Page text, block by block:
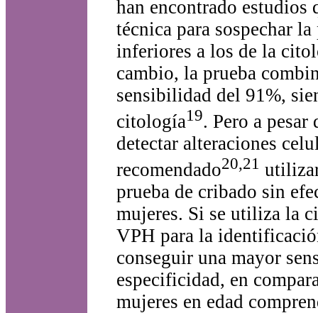
han encontrado estudios
técnica para sospechar
inferiores a los de la
cambio, la prueba
sensibilidad del 91%,
citología19. Pero a
detectar alteraciones
recomendado20,21
prueba de cribado sin
mujeres. Si se utiliza la
VPH para la
conseguir una mayor
especificidad, en
mujeres en edad